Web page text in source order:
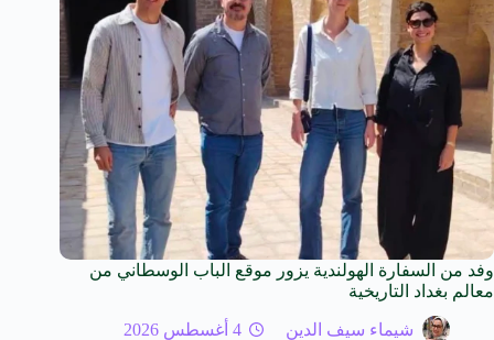
وفد من السفارة الهولندية يزور موقع الباب الوسطاني من
معالم بغداد التاريخية
شيماء سيف الدين
4 أغسطس 2026